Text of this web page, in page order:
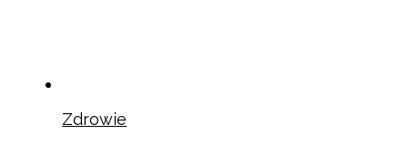
Zdrowie